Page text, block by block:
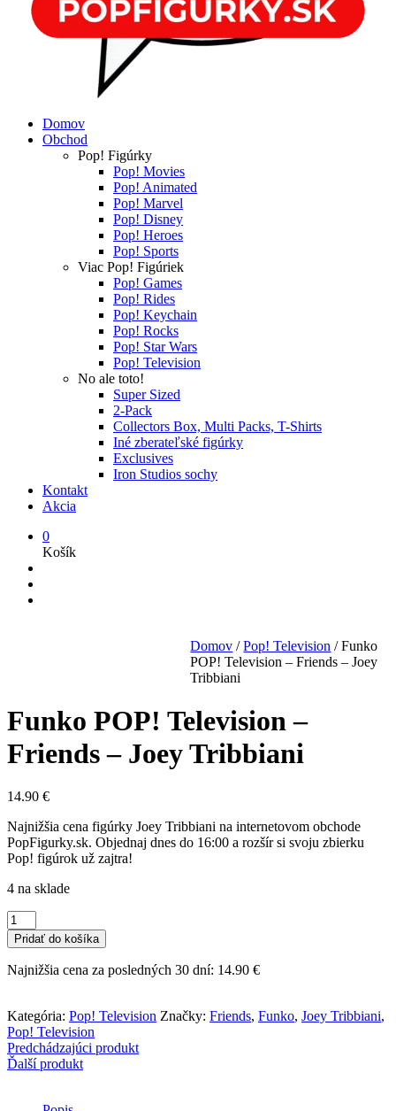
Domov
Obchod
Pop! Figúrky
Pop! Movies
Pop! Animated
Pop! Marvel
Pop! Disney
Pop! Heroes
Pop! Sports
Viac Pop! Figúriek
Pop! Games
Pop! Rides
Pop! Keychain
Pop! Rocks
Pop! Star Wars
Pop! Television
No ale toto!
Super Sized
2-Pack
Collectors Box, Multi Packs, T-Shirts
Iné zberateľské figúrky
Exclusives
Iron Studios sochy
Kontakt
Akcia
0
Košík
Domov / Pop! Television /Funko
POP! Television – Friends – Joey
Tribbiani
Funko POP! Television –
Friends – Joey Tribbiani
14.90 €
Najnižšia cena figúrky Joey Tribbiani na internetovom obchode
PopFigurky.sk. Objednaj dnes do 16:00 a rozšír si svoju zbierku
Pop! figúrok už zajtra!
4 na sklade
množstvo
Funko
POP!
Television
-
Joey
Tribbiani
Pridať do košíka
Najnižšia cena za posledných 30 dní: 14.90 €
Kategória: Pop! Television Značky: Friends, Funko, Joey Tribbiani,
Pop! Television
Predchádzajúci produkt
Ďalší produkt